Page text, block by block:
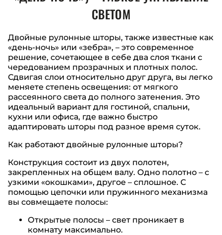
СВЕТОМ
Двойные рулонные шторы, также известные как
«день-ночь» или «зебра», – это современное
решение, сочетающее в себе два слоя ткани с
чередованием прозрачных и плотных полос.
Сдвигая слои относительно друг друга, вы легко
меняете степень освещения: от мягкого
рассеянного света до полного затенения. Это
идеальный вариант для гостиной, спальни,
кухни или офиса, где важно быстро
адаптировать шторы под разное время суток.
Как работают двойные рулонные шторы?
Конструкция состоит из двух полотен,
закрепленных на общем валу. Одно полотно – с
узкими «окошками», другое – сплошное. С
помощью цепочки или пружинного механизма
вы совмещаете полосы:
Открытые полосы – свет проникает в
комнату максимально.